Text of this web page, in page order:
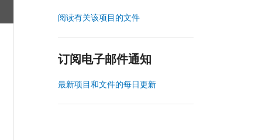
阅读有关该项目的文件
订阅电子邮件通知
最新项目和文件的每日更新